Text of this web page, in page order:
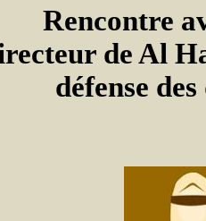
Rencontre
de Al
défense